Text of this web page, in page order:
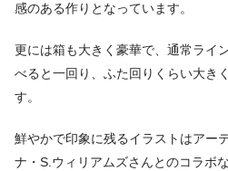
感のある作りとなっています。
更には箱も大きく豪華で、通常ライ
べると一回り、ふた回りくらい大き
す。
鮮やかで印象に残るイラストはアー
ナ・S.ウィリアムズさんとのコラボな